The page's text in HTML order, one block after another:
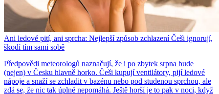
Ani ledové pití, ani sprcha: Nejlepší způsob zchlazení Češi ignorují,
škodí tím sami sobě
Předpovědi meteorologů naznačují, že i po zbytek srpna bude
(nejen) v Česku hlavně horko. Češi kupují ventilátory, pijí ledové
nápoje a snaží se zchladit v bazénu nebo pod studenou sprchou, ale
zdá se, že nic tak úplně nepomáhá. Ještě horší je to pak v noci, když